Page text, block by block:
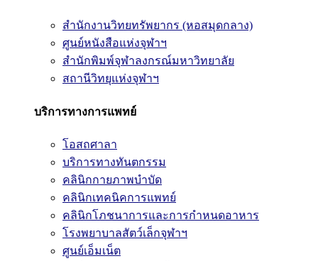
สำนักงานวิทยทรัพยากร (หอสมุดกลาง)
ศูนย์หนังสือแห่งจุฬาฯ
สำนักพิมพ์จุฬาลงกรณ์มหาวิทยาลัย
สถานีวิทยุแห่งจุฬาฯ
บริการทางการแพทย์
โอสถศาลา
บริการทางทันตกรรม
คลินิกกายภาพบำบัด
คลินิกเทคนิคการแพทย์
คลินิกโภชนาการและการกำหนดอาหาร
โรงพยาบาลสัตว์เล็กจุฬาฯ
ศูนย์เอ็มเน็ต